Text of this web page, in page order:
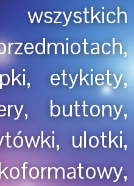
etykiety,
buttony,
ulotki,